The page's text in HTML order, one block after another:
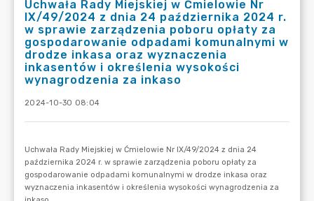
Uchwała Rady Miejskiej w Ćmielowie Nr
IX/49/2024 z dnia 24 października 2024 r.
w sprawie zarządzenia poboru opłaty za
gospodarowanie odpadami komunalnymi w
drodze inkasa oraz wyznaczenia
inkasentów i określenia wysokości
wynagrodzenia za inkaso
2024-10-30 08:04